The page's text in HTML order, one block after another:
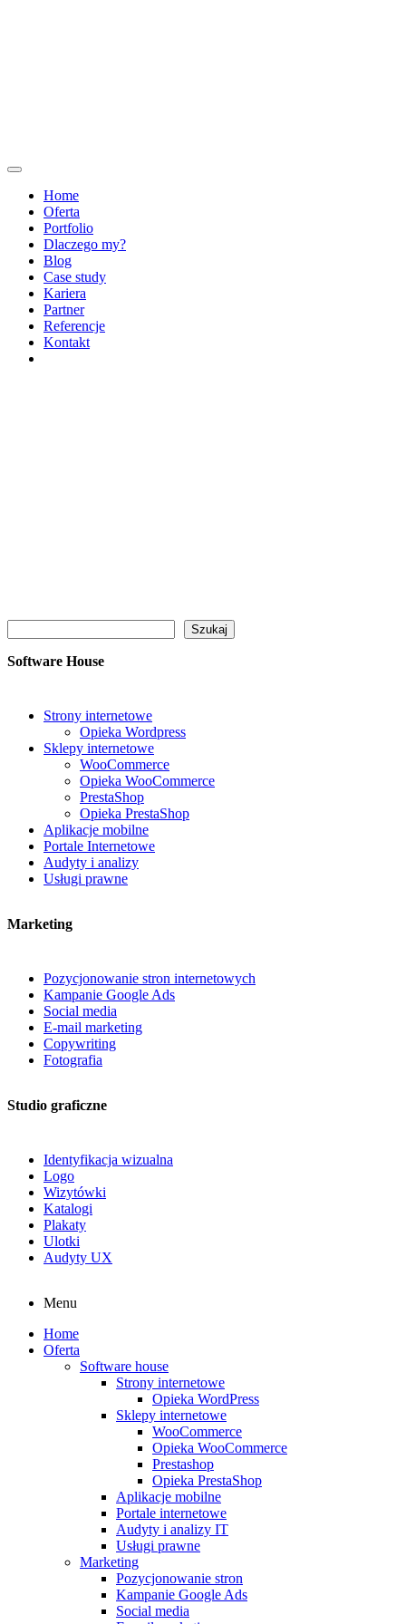
Home
Oferta
Portfolio
Dlaczego my?
Blog
Case study
Kariera
Partner
Referencje
Kontakt
Szukaj
Software House
Strony internetowe
Opieka Wordpress
Sklepy internetowe
WooCommerce
Opieka WooCommerce
PrestaShop
Opieka PrestaShop
Aplikacje mobilne
Portale Internetowe
Audyty i analizy
Usługi prawne
Marketing
Pozycjonowanie stron internetowych
Kampanie Google Ads
Social media
E-mail marketing
Copywriting
Fotografia
Studio graficzne
Identyfikacja wizualna
Logo
Wizytówki
Katalogi
Plakaty
Ulotki
Audyty UX
Menu
Home
Oferta
Software house
Strony internetowe
Opieka WordPress
Sklepy internetowe
WooCommerce
Opieka WooCommerce
Prestashop
Opieka PrestaShop
Aplikacje mobilne
Portale internetowe
Audyty i analizy IT
Usługi prawne
Marketing
Pozycjonowanie stron
Kampanie Google Ads
Social media